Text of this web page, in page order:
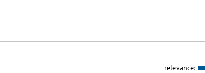
relevance: